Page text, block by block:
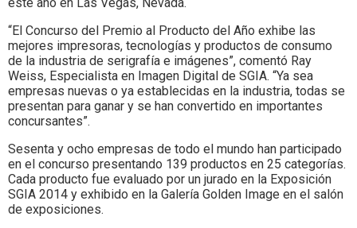
“El Concurso del Premio al Producto del Año exhibe las
mejores impresoras, tecnologías y productos de consumo
de la industria de serigrafía e imágenes”, comentó Ray
Weiss, Especialista en Imagen Digital de SGIA. “Ya sea
empresas nuevas o ya establecidas en la industria, todas se
presentan para ganar y se han convertido en importantes
concursantes”.
Sesenta y ocho empresas de todo el mundo han participado
en el concurso presentando 139 productos en 25 categorías.
Cada producto fue evaluado por un jurado en la Exposición
SGIA 2014 y exhibido en la Galería Golden Image en el salón
de exposiciones.